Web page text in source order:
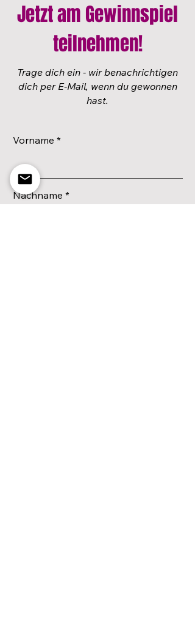
Jetzt am Gewinnspiel
teilnehmen!
Trage dich ein - wir benachrichtigen
dich per E-Mail, wenn du gewonnen
hast.
Vorname
Nachname